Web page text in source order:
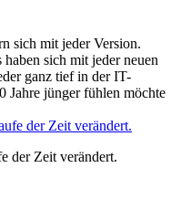
sich mit jeder Version.
sich mit jeder neuen
ganz tief in der IT-
Jahre jünger fühlen möchte
der Zeit verändert.